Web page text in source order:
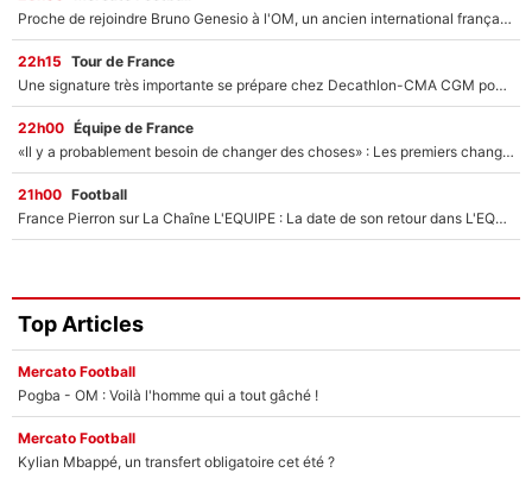
Proche de rejoindre Bruno Genesio à l'OM, un ancien international français va finalement débarquer... sur RMC !
22h15 Tour de France
Une signature très importante se prépare chez Decathlon-CMA CGM pour aider Paul Seixas à gagner le Tour de France 2027
22h00 Équipe de France
«Il y a probablement besoin de changer des choses» : Les premiers changements de Zinedine Zidane en équipe de France sont révélés ?
21h00 Football
France Pierron sur La Chaîne L'EQUIPE : La date de son retour dans L'EQUIPE de Choc est connue... et c'était très attendu
Top Articles
Mercato Football
Pogba - OM : Voilà l'homme qui a tout gâché !
Mercato Football
Kylian Mbappé, un transfert obligatoire cet été ?